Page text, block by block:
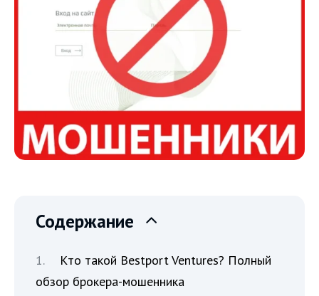
Содержание
Кто такой Bestport Ventures? Полный
обзор брокера-мошенника